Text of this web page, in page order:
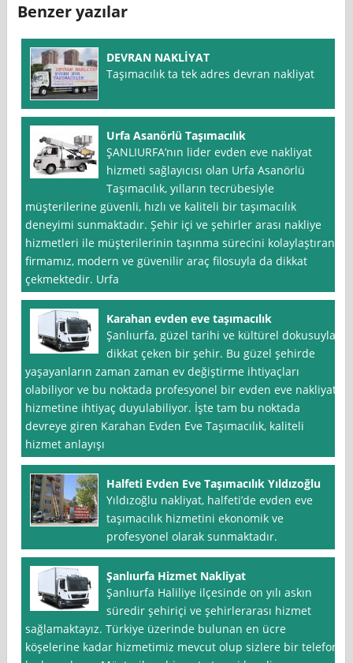
Benzer yazılar
DEVRAN NAKLİYAT
Taşımacılık ta tek adres devran nakliyat
Urfa Asanörlü Taşımacılık
ŞANLIURFA’nın lider evden eve nakliyat
hizmeti sağlayıcısı olan Urfa Asanörlü
Taşımacılık, yılların tecrübesiyle
müşterilerine güvenli, hızlı ve kaliteli bir taşımacılık
deneyimi sunmaktadır. Şehir içi ve şehirler arası nakliye
hizmetleri ile müşterilerinin taşınma sürecini kolaylaştıran
firmamız, modern ve güvenilir araç filosuyla da dikkat
çekmektedir. Urfa
Karahan evden eve taşımacılık
Şanlıurfa, güzel tarihi ve kültürel dokusuyla
dikkat çeken bir şehir. Bu güzel şehirde
yaşayanların zaman zaman ev değiştirme ihtiyaçları
olabiliyor ve bu noktada profesyonel bir evden eve nakliyat
hizmetine ihtiyaç duyulabiliyor. İşte tam bu noktada
devreye giren Karahan Evden Eve Taşımacılık, kaliteli
hizmet anlayışı
Halfeti Evden Eve Taşımacılık Yıldızoğlu
Yıldızoğlu nakliyat, halfeti’de evden eve
taşımacılık hizmetini ekonomik ve
profesyonel olarak sunmaktadır.
Şanlıurfa Hizmet Nakliyat
Şanlıurfa Haliliye ilçesinde on yılı askın
süredir şehiriçi ve şehirlerarası hizmet
sağlamaktayız. Türkiye üzerinde bulunan en ücre
köşelerine kadar hizmetimiz mevcut olup sizlere bir telefon